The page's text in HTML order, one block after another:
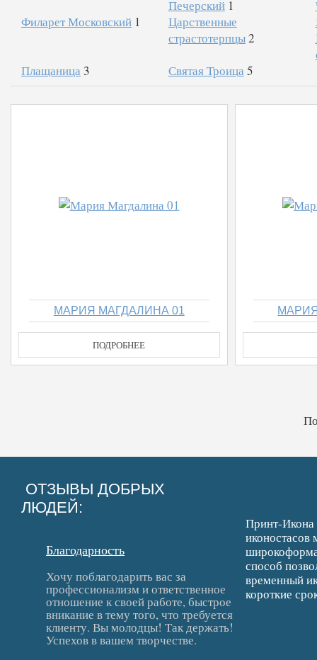
Печерский 1
Филарет Московский 1
Царственные
страстотерпцы2
Плащаница 3 Святая Троица 5
МАРИЯ МАГДАЛИНА 01
ПОДРОБНЕЕ
ОТЗЫВЫ ДОБРЫХ
ЛЮДЕЙ:
Благодарность
Хочу поблагодарить вас за
профессионализм и ответственное
отношение к своей работе, быстрое
вникание в тему того, что требуется
клиенту. Вы молодцы! Так держать!
Успехов в вашем творчестве.
Принт-Икона
иконостасов
способ
временный
короткие